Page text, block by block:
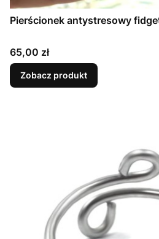
Pierścionek antystresowy
Cena
65,00 zł
Zobacz produkt